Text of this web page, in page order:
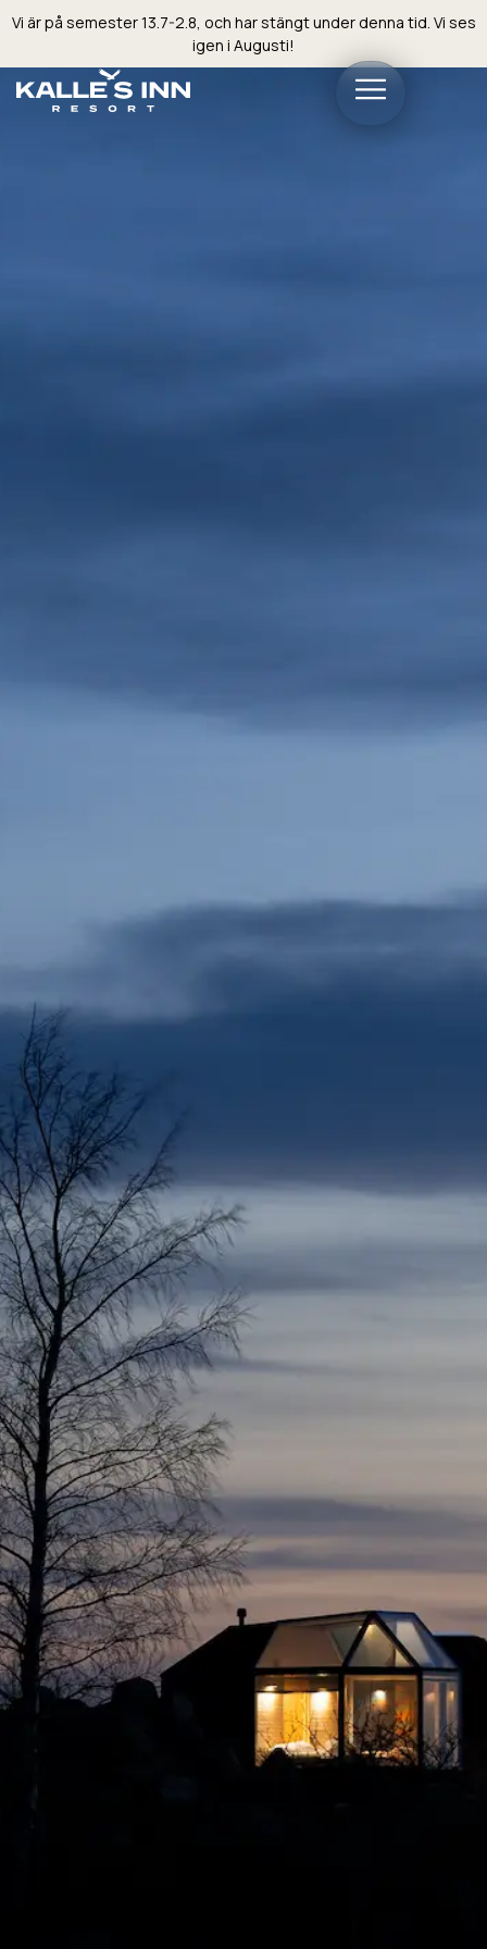
Vi är på semester 13.7-2.8, och har stängt under denna tid. Vi ses
igen i Augusti!